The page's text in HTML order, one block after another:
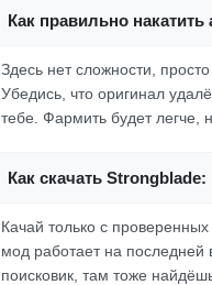
Как правильно
Здесь нет сложности,
Убедись, что оригинал
тебе. Фармить будет легче,
Как скачать
Качай только с
мод работает на
поисковик, там тоже